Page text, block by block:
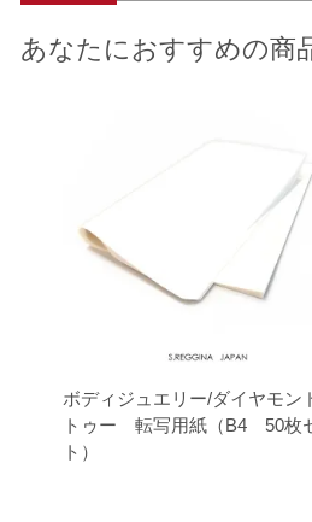
あなたにおすすめの商
ボディジュエリー/ダイヤモン
トゥー 転写用紙（B4 50枚
ト）